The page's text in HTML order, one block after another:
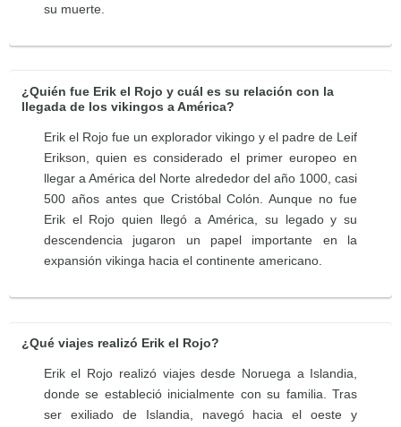
su muerte.
¿Quién fue Erik el Rojo y cuál es su relación con la
llegada de los vikingos a América?
Erik el Rojo fue un explorador vikingo y el padre de Leif
Erikson, quien es considerado el primer europeo en
llegar a América del Norte alrededor del año 1000, casi
500 años antes que Cristóbal Colón. Aunque no fue
Erik el Rojo quien llegó a América, su legado y su
descendencia jugaron un papel importante en la
expansión vikinga hacia el continente americano.
¿Qué viajes realizó Erik el Rojo?
Erik el Rojo realizó viajes desde Noruega a Islandia,
donde se estableció inicialmente con su familia. Tras
ser exiliado de Islandia, navegó hacia el oeste y